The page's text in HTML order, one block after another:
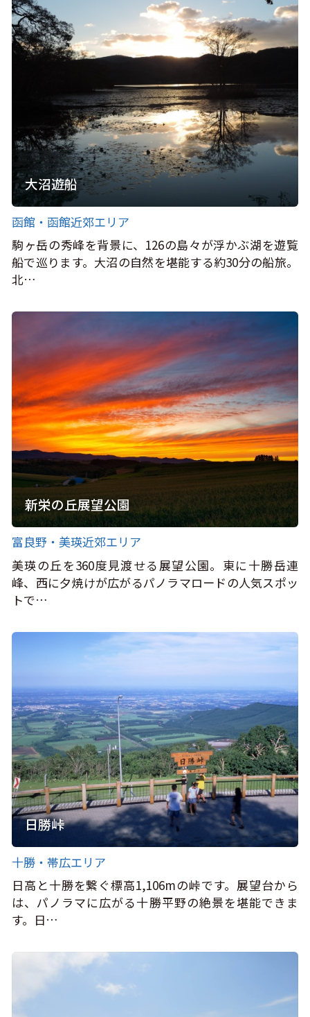
大沼遊船
函館・函館近郊エリア
駒ヶ岳の秀峰を背景に、126の島々が浮かぶ湖を遊覧
船で巡ります。大沼の自然を堪能する約30分の船旅。
北…
新栄の丘展望公園
富良野・美瑛近郊エリア
美瑛の丘を360度見渡せる展望公園。東に十勝岳連
峰、西に夕焼けが広がるパノラマロードの人気スポッ
トで…
日勝峠
十勝・帯広エリア
日高と十勝を繋ぐ標高1,106mの峠です。展望台から
は、パノラマに広がる十勝平野の絶景を堪能できま
す。日…